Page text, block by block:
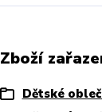
Zboží
Dětské